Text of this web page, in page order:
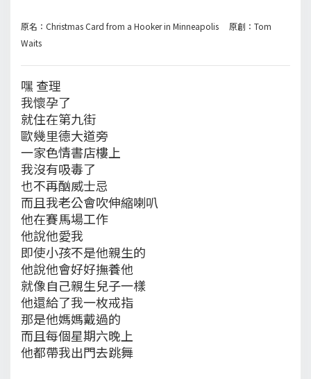
原名：Christmas Card from a Hooker in Minneapolis 原創：Tom
Waits
嘿 查理
我懷孕了
就住在第九街
歐幾里德大道旁
一家色情書店樓上
我沒有吸毒了
也不再酗威士忌
而且我老公會吹伸縮喇叭
他在賽馬場工作
他說他愛我
即使小孩不是他親生的
他說他會好好撫養他
就像自己親生兒子一樣
他還給了我一枚戒指
那是他媽媽戴過的
而且每個星期六晚上
他都帶我出門去跳舞